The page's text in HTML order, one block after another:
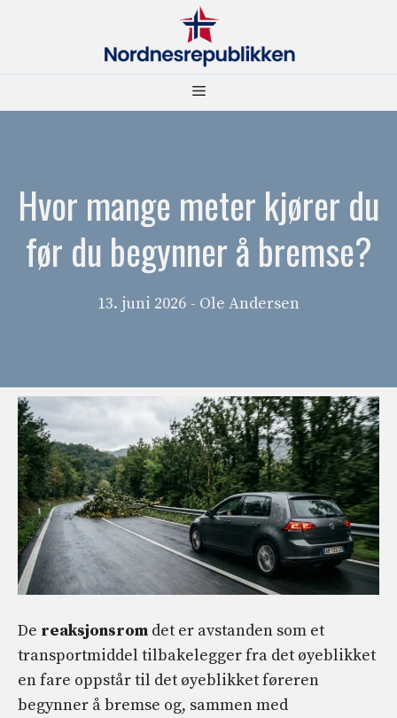
Meny
Hvor mange meter kjører du
før du begynner å bremse?
13. juni 2026 - Ole Andersen
De reaksjonsrom det er avstanden som et
transportmiddel tilbakelegger fra det øyeblikket
en fare oppstår til det øyeblikket føreren
begynner å bremse og, sammen med